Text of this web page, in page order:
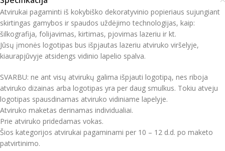
Atvirukai pagaminti iš kokybiško dekoratyvinio popieriaus sujungiant
skirtingas gamybos ir spaudos uždėjimo technologijas, kaip:
šilkografija, folijavimas, kirtimas, pjovimas lazeriu ir kt.
Jūsų įmonės logotipas bus išpjautas lazeriu atviruko viršelyje,
kiaurapjūvyje atsidengs vidinio lapelio spalva.
SVARBU: ne ant visų atvirukų galima išpjauti logotipą, nes riboja
atviruko dizainas arba logotipas yra per daug smulkus. Tokiu atveju
logotipas spausdinamas atviruko vidiniame lapelyje.
Atviruko maketas derinamas individualiai.
Prie atviruko pridedamas vokas.
Šios kategorijos atvirukai pagaminami per 10 – 12 d.d. po maketo
patvirtinimo.